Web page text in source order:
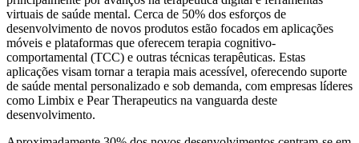
virtuais de saúde mental. Cerca de 50% dos esforços de
desenvolvimento de novos produtos estão focados em aplicações
móveis e plataformas que oferecem terapia cognitivo-
comportamental (TCC) e outras técnicas terapêuticas. Estas
aplicações visam tornar a terapia mais acessível, oferecendo suporte
de saúde mental personalizado e sob demanda, com empresas líderes
como Limbix e Pear Therapeutics na vanguarda deste
desenvolvimento.